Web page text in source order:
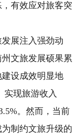
有效应对旅客突
展注入强劲动
文旅发展硕果累
设成效明显地
实现旅游收入
。然而，当前
制约文旅升级的